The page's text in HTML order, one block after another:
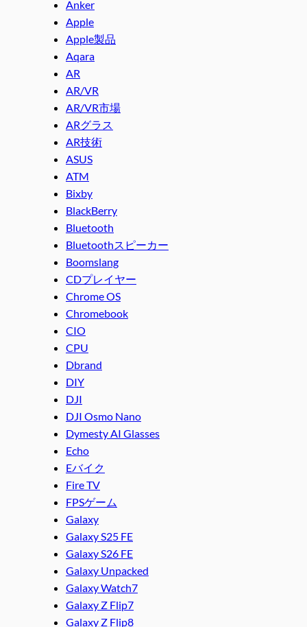
Anker
Apple
Apple製品
Aqara
AR
AR/VR
AR/VR市場
ARグラス
AR技術
ASUS
ATM
Bixby
BlackBerry
Bluetooth
Bluetoothスピーカー
Boomslang
CDプレイヤー
Chrome OS
Chromebook
CIO
CPU
Dbrand
DIY
DJI
DJI Osmo Nano
Dymesty AI Glasses
Echo
Eバイク
Fire TV
FPSゲーム
Galaxy
Galaxy S25 FE
Galaxy S26 FE
Galaxy Unpacked
Galaxy Watch7
Galaxy Z Flip7
Galaxy Z Flip8